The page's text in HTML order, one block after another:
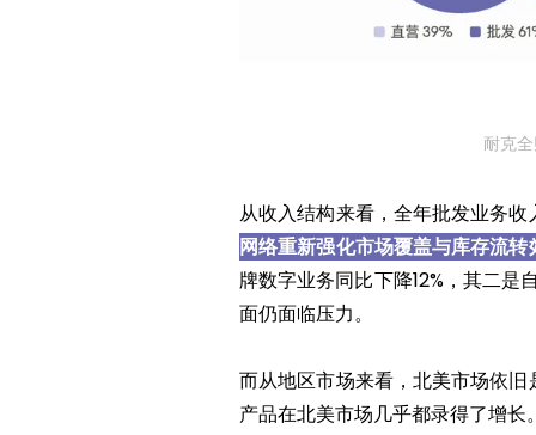
耐克
从收入结构来看，全年批发业务
网络重新强化市场覆盖与库存流转
牌数字业务同比下降12%，其二
面仍面临压力。
而从地区市场来看，北美市场依
产品在北美市场几乎都录得了增长